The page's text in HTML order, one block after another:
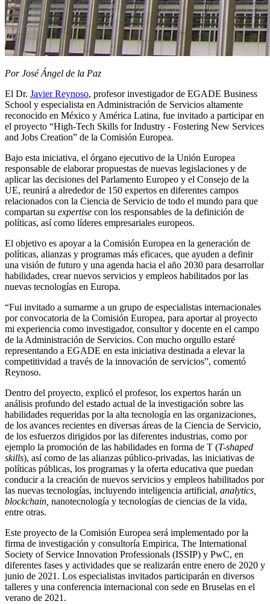
Por José Ángel de la Paz
El Dr. Javier Reynoso, profesor investigador de EGADE Business
School y especialista en Administración de Servicios altamente
reconocido en México y América Latina, fue invitado a participar en
el proyecto “High-Tech Skills for Industry - Fostering New Services
and Jobs Creation” de la Comisión Europea.
Bajo esta iniciativa, el órgano ejecutivo de la Unión Europea
responsable de elaborar propuestas de nuevas legislaciones y de
aplicar las decisiones del Parlamento Europeo y el Consejo de la
UE, reunirá a alrededor de 150 expertos en diferentes campos
relacionados con la Ciencia de Servicio de todo el mundo para que
compartan su expertise con los responsables de la definición de
políticas, así como líderes empresariales europeos.
El objetivo es apoyar a la Comisión Europea en la generación de
políticas, alianzas y programas más eficaces, que ayuden a definir
una visión de futuro y una agenda hacia el año 2030 para desarrollar
habilidades, crear nuevos servicios y empleos habilitados por las
nuevas tecnologías en Europa.
“Fui invitado a sumarme a un grupo de especialistas internacionales
por convocatoria de la Comisión Europea, para aportar al proyecto
mi experiencia como investigador, consultor y docente en el campo
de la Administración de Servicios. Con mucho orgullo estaré
representando a EGADE en esta iniciativa destinada a elevar la
competitividad a través de la innovación de servicios”, comentó
Reynoso.
Dentro del proyecto, explicó el profesor, los expertos harán un
análisis profundo del estado actual de la investigación sobre las
habilidades requeridas por la alta tecnología en las organizaciones,
de los avances recientes en diversas áreas de la Ciencia de Servicio,
de los esfuerzos dirigidos por las diferentes industrias, como por
ejemplo la promoción de las habilidades en forma de T (T-shaped
skills), así como de las alianzas público-privadas, las iniciativas de
políticas públicas, los programas y la oferta educativa que puedan
conducir a la creación de nuevos servicios y empleos habilitados por
las nuevas tecnologías, incluyendo inteligencia artificial, analytics,
blockchain, nanotecnología y tecnologías de ciencias de la vida,
entre otras.
Este proyecto de la Comisión Europea será implementado por la
firma de investigación y consultoría Empirica, The International
Society of Service Innovation Professionals (ISSIP) y PwC, en
diferentes fases y actividades que se realizarán entre enero de 2020 y
junio de 2021. Los especialistas invitados participarán en diversos
talleres y una conferencia internacional con sede en Bruselas en el
verano de 2021.